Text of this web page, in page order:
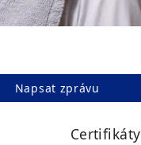
Napsat zprávu
Certifikáty